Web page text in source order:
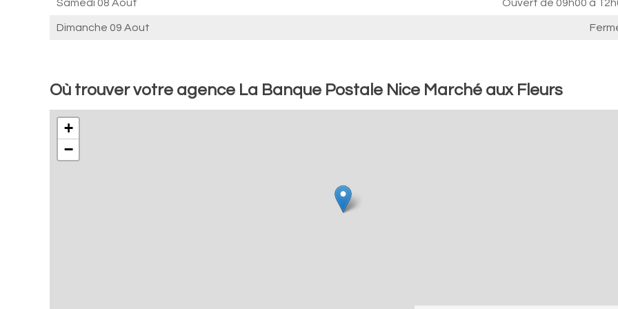
Samedi 08 Aout Ouvert de 09h00 à
Dimanche 09 Aout
Où trouver votre agence La Banque Postale Nice Marché aux Fleurs
+
−